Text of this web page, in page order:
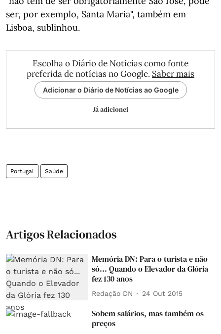
ser, por exemplo, Santa Maria", também em
Lisboa, sublinhou.
Escolha o Diário de Notícias como fonte
preferida de notícias no Google. Saber mais
Adicionar o Diário de Notícias ao Google
Já adicionei
Portugal Saúde
Artigos Relacionados
Memória DN: Para o turista e não
só... Quando o Elevador da Glória
fez 130 anos
Redação DN 24 Out 2015
Sobem salários, mas também os
preços